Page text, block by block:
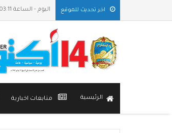
اخر تحديث للموقع اليوم - الساعة 03:11 ص بتوقيت مدينة عدن
الرئيسية متابعات اخبارية